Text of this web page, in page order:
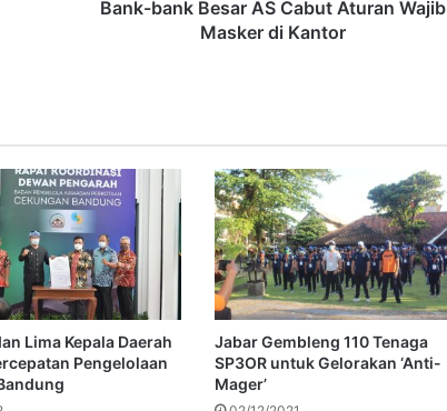
Bank-bank Besar AS Cabut Aturan Wajib
Masker di Kantor
Lima Kepala Daerah
Pengelolaan
Jabar Gembleng 110 Tenaga
SP3OR untuk Gelorakan ‘Anti-
Mager’